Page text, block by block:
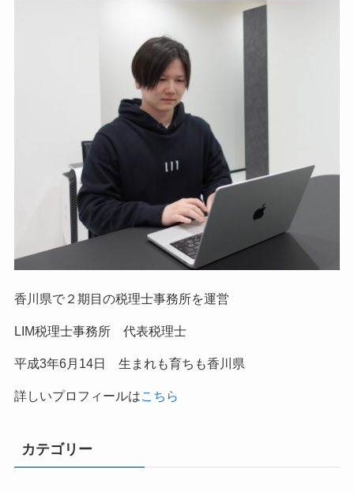
香川県で２期目の税理士事務所を運営
LIM税理士事務所 代表税理士
平成3年6月 14日 生まれも育ちも香川県
詳しいプロフィールはこちら
カテゴリー